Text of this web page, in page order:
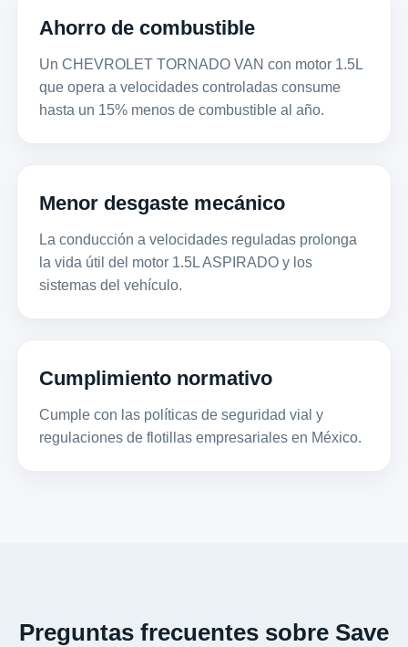
Ahorro de combustible
Un CHEVROLET TORNADO VAN con motor 1.5L
que opera a velocidades controladas consume
hasta un 15% menos de combustible al año.
Menor desgaste mecánico
La conducción a velocidades reguladas prolonga
la vida útil del motor 1.5L ASPIRADO y los
sistemas del vehículo.
Cumplimiento normativo
Cumple con las políticas de seguridad vial y
regulaciones de flotillas empresariales en México.
Preguntas frecuentes sobre Save